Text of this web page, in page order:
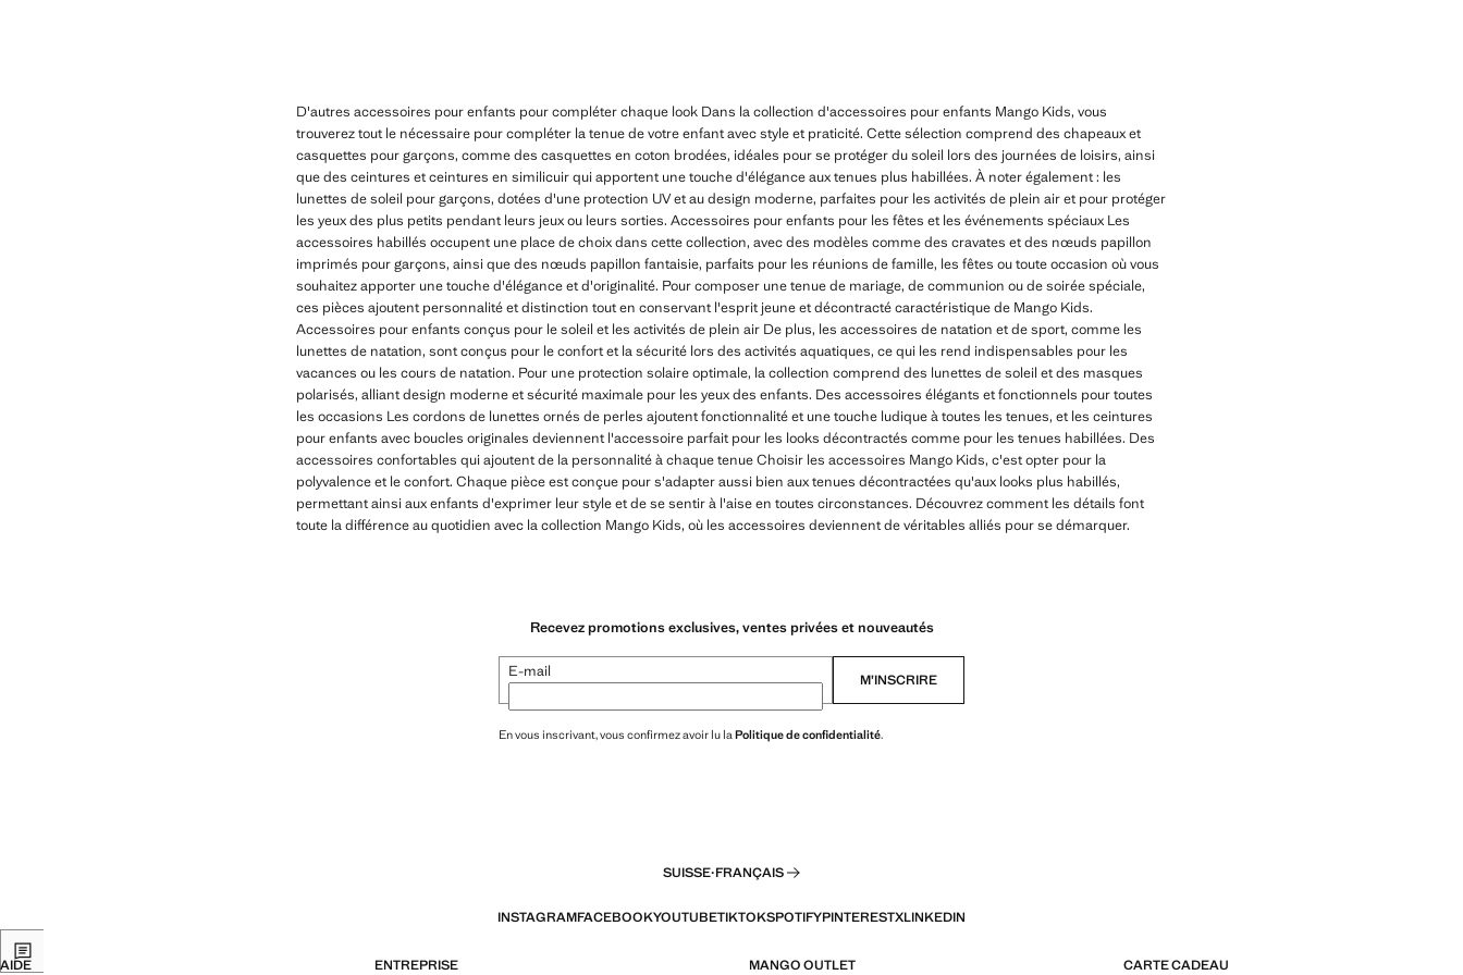
D'autres accessoires pour enfants pour compléter chaque look Dans la collection d'accessoires pour enfants Mango Kids, vous
trouverez tout le nécessaire pour compléter la tenue de votre enfant avec style et praticité. Cette sélection comprend des chapeaux et
casquettes pour garçons, comme des casquettes en coton brodées, idéales pour se protéger du soleil lors des journées de loisirs, ainsi
que des ceintures et ceintures en similicuir qui apportent une touche d'élégance aux tenues plus habillées. À noter également : les
lunettes de soleil pour garçons, dotées d'une protection UV et au design moderne, parfaites pour les activités de plein air et pour protéger
les yeux des plus petits pendant leurs jeux ou leurs sorties. Accessoires pour enfants pour les fêtes et les événements spéciaux Les
accessoires habillés occupent une place de choix dans cette collection, avec des modèles comme des cravates et des nœuds papillon
imprimés pour garçons, ainsi que des nœuds papillon fantaisie, parfaits pour les réunions de famille, les fêtes ou toute occasion où vous
souhaitez apporter une touche d'élégance et d'originalité. Pour composer une tenue de mariage, de communion ou de soirée spéciale,
ces pièces ajoutent personnalité et distinction tout en conservant l'esprit jeune et décontracté caractéristique de Mango Kids.
Accessoires pour enfants conçus pour le soleil et les activités de plein air De plus, les accessoires de natation et de sport, comme les
lunettes de natation, sont conçus pour le confort et la sécurité lors des activités aquatiques, ce qui les rend indispensables pour les
vacances ou les cours de natation. Pour une protection solaire optimale, la collection comprend des lunettes de soleil et des masques
polarisés, alliant design moderne et sécurité maximale pour les yeux des enfants. Des accessoires élégants et fonctionnels pour toutes
les occasions Les cordons de lunettes ornés de perles ajoutent fonctionnalité et une touche ludique à toutes les tenues, et les ceintures
pour enfants avec boucles originales deviennent l'accessoire parfait pour les looks décontractés comme pour les tenues habillées. Des
accessoires confortables qui ajoutent de la personnalité à chaque tenue Choisir les accessoires Mango Kids, c'est opter pour la
polyvalence et le confort. Chaque pièce est conçue pour s'adapter aussi bien aux tenues décontractées qu'aux looks plus habillés,
permettant ainsi aux enfants d'exprimer leur style et de se sentir à l'aise en toutes circonstances. Découvrez comment les détails font
toute la différence au quotidien avec la collection Mango Kids, où les accessoires deviennent de véritables alliés pour se démarquer.
Recevez promotions exclusives, ventes privées et nouveautés
E-mail M’INSCRIRE
En vous inscrivant, vous confirmez avoir lu laPolitique de confidentialité.
SUISSE·FRANÇAIS
INSTAGRAMFACEBOOKYOUTUBETIKTOKSPOTIFYPINTERESTXLINKEDIN
AIDE ENTREPRISE MANGO OUTLET CARTE CADEAU